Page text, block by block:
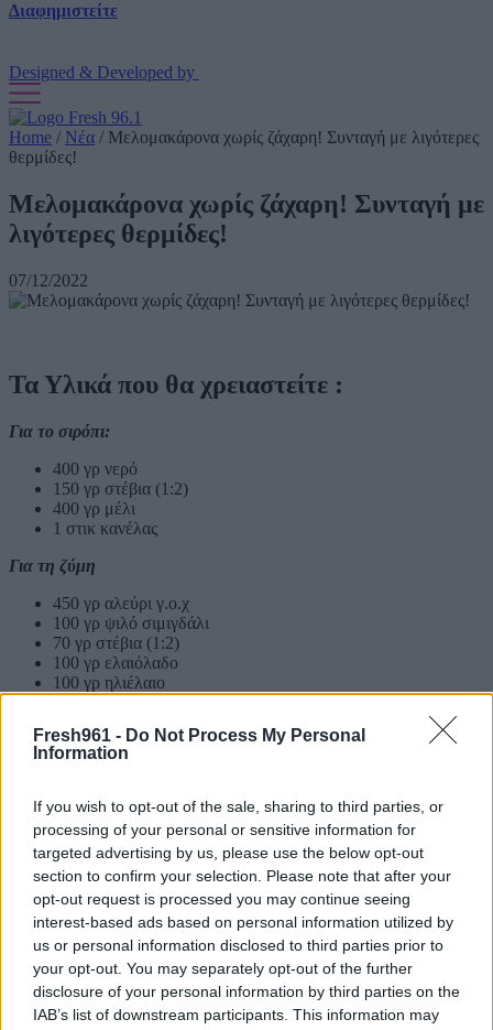
Fresh961 - Do Not Process My Personal
Information
If you wish to opt-out of the sale, sharing to third parties, or
processing of your personal or sensitive information for
targeted advertising by us, please use the below opt-out
section to confirm your selection. Please note that after your
opt-out request is processed you may continue seeing
interest-based ads based on personal information utilized by
us or personal information disclosed to third parties prior to
your opt-out. You may separately opt-out of the further
disclosure of your personal information by third parties on the
IAB’s list of downstream participants. This information may
Διαφημιστείτε
Designed & Developed by
Home / Νέα / Μελομακάρονα χωρίς ζάχαρη! Συνταγή με λιγότερες
θερμίδες!
Μελομακάρονα χωρίς ζάχαρη! Συνταγή με
λιγότερες θερμίδες!
07/12/2022
Τα Υλικά που θα χρειαστείτε :
Για το σιρόπι:
400 γρ νερό
150 γρ στέβια (1:2)
400 γρ μέλι
1 στικ κανέλας
Για τη ζύμη
450 γρ αλεύρι γ.ο.χ
100 γρ ψιλό σιμιγδάλι
70 γρ στέβια (1:2)
100 γρ ελαιόλαδο
100 γρ ηλιέλαιο
1 κτγ κανέλα
1 κτγ μπέικεν πάουντερ
1/6 κτγ γαρίφαλο
Για το πασπάλισμα
Μέλι
Τριμμένο καρύδι
Εκτέλεση
Σε μια κατσαρόλα ρίχνουμε το νερό, την στεβια, 1 στικ
κανέλας και μόλις βράσει αποσύρουμε από την φωτιά.